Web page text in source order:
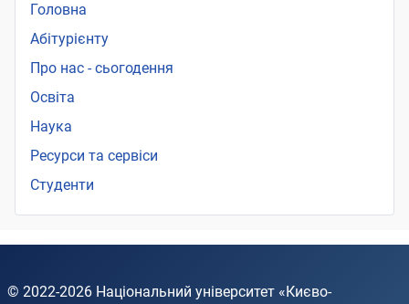
Головна
Абітурієнту
Про нас - сьогодення
Освіта
Наука
Ресурси та сервіси
Студенти
© 2022-2026 Національний університет «Києво-